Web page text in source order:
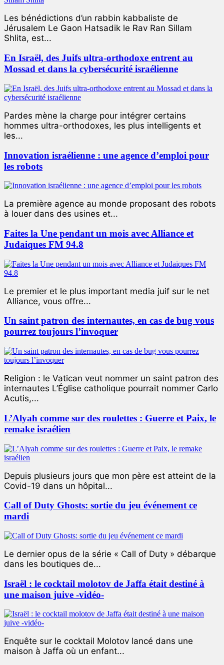
Les bénédictions d’un rabbin kabbaliste de
Jérusalem Le Gaon Hatsadik le Rav Ran Sillam
Shlita, est...
En Israël, des Juifs ultra-orthodoxe entrent au
Mossad et dans la cybersécurité israélienne
Pardes mène la charge pour intégrer certains
hommes ultra-orthodoxes, les plus intelligents et
les...
Innovation israélienne : une agence d’emploi pour
les robots
La première agence au monde proposant des robots
à louer dans des usines et...
Faites la Une pendant un mois avec Alliance et
Judaiques FM 94.8
Le premier et le plus important media juif sur le net
Alliance, vous offre...
Un saint patron des internautes, en cas de bug vous
pourrez toujours l’invoquer
Religion : le Vatican veut nommer un saint patron des
internautes L’Église catholique pourrait nommer Carlo
Acutis,...
L’Alyah comme sur des roulettes : Guerre et Paix, le
remake israélien
Depuis plusieurs jours que mon père est atteint de la
Covid-19 dans un hôpital...
Call of Duty Ghosts: sortie du jeu événement ce
mardi
Le dernier opus de la série « Call of Duty » débarque
dans les boutiques de...
Israël : le cocktail molotov de Jaffa était destiné à
une maison juive -vidéo-
Enquête sur le cocktail Molotov lancé dans une
maison à Jaffa où un enfant...